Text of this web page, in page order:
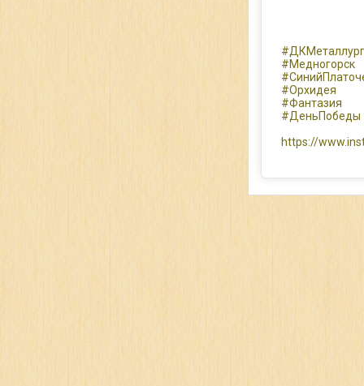
#ДКМеталлург
#Медногорск
#Орхидея
#Фантазия
#ДеньПобеды
https://